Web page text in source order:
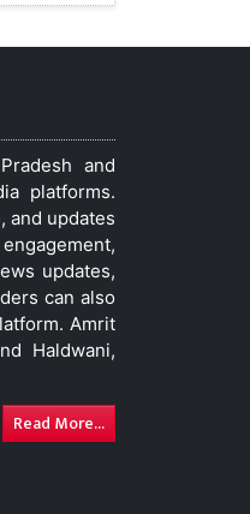
and
platforms.
and updates
updates,
can also
Amrit
Haldwani,
Read More...